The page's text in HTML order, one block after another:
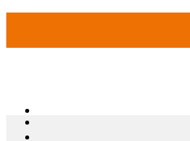
springen